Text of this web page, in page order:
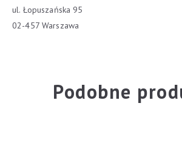
ul. Łopuszańska 95
02-457 Warszawa
Podobne